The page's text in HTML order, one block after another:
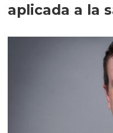
aplicada a la